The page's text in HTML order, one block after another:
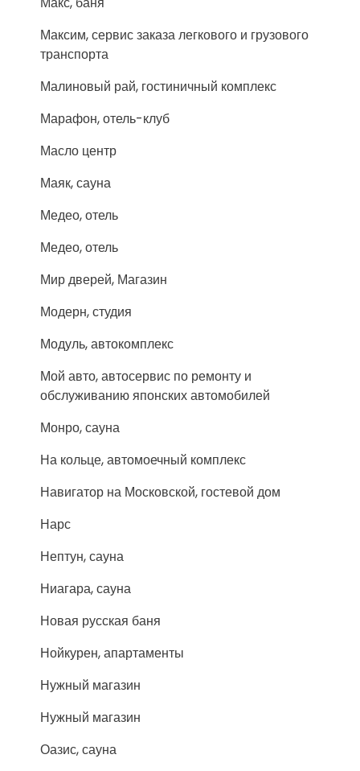
Максим, сервис заказа легкового и грузового
транспорта
Малиновый рай, гостиничный комплекс
Марафон, отель-клуб
Масло центр
Маяк, сауна
Медео, отель
Медео, отель
Мир дверей, Магазин
Модерн, студия
Модуль, автокомплекс
Мой авто, автосервис по ремонту и
обслуживанию японских автомобилей
Монро, сауна
На кольце, автомоечный комплекс
Навигатор на Московской, гостевой дом
Нарс
Нептун, сауна
Ниагара, сауна
Новая русская баня
Нойкурен, апартаменты
Нужный магазин
Нужный магазин
Оазис, сауна